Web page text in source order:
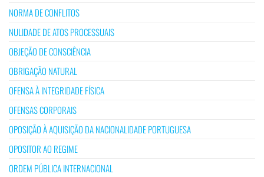
NORMA DE CONFLITOS
NULIDADE DE ATOS PROCESSUAIS
OBJEÇÃO DE CONSCIÊNCIA
OBRIGAÇÃO NATURAL
OFENSA À INTEGRIDADE FÍSICA
OFENSAS CORPORAIS
OPOSIÇÃO À AQUISIÇÃO DA NACIONALIDADE PORTUGUESA
OPOSITOR AO REGIME
ORDEM PÚBLICA INTERNACIONAL